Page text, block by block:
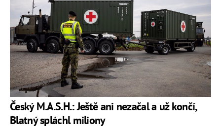
Český M.A.S.H.: Ještě ani nezačal a už končí,
Blatný spláchl miliony